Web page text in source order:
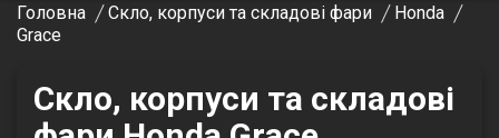
Головна Скло, корпуси та складові фари
Honda
Grace
Скло, корпуси та складові